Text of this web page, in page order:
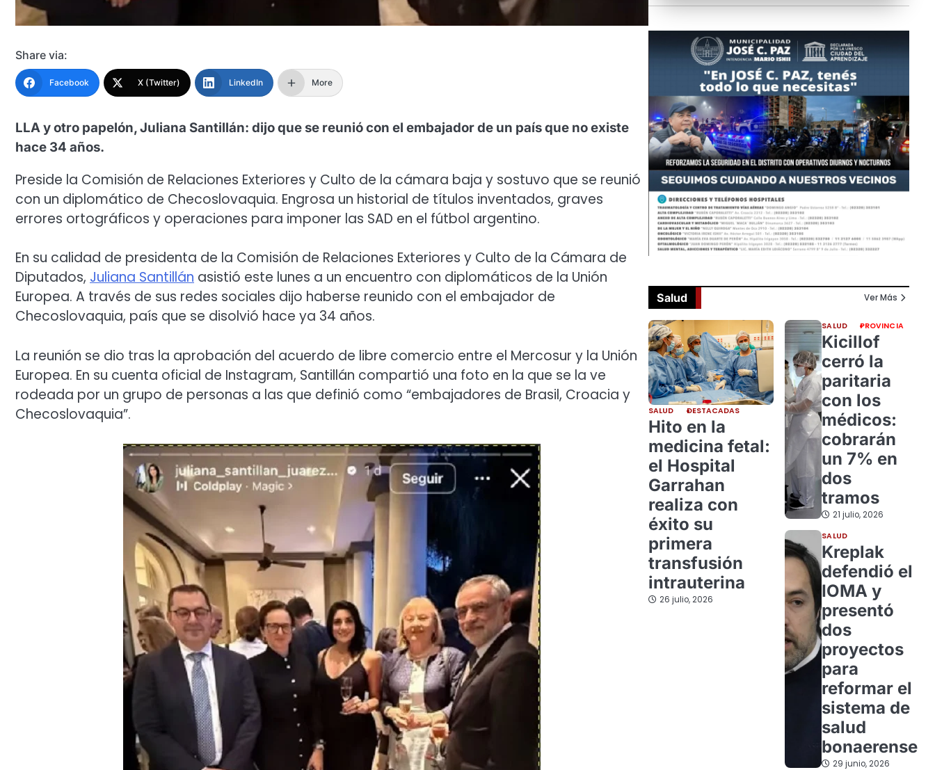
Share via:
Facebook X (Twitter) LinkedIn More
LLA y otro papelón, Juliana Santillán: dijo que se reunió con el embajador de un país que no existe
hace 34 años.
Preside la Comisión de Relaciones Exteriores y Culto de la cámara baja y sostuvo que se reunió
con un diplomático de Checoslovaquia. Engrosa un historial de títulos inventados, graves
errores ortográficos y operaciones para imponer las SAD en el fútbol argentino.
En su calidad de presidenta de la Comisión de Relaciones Exteriores y Culto de la Cámara de
Diputados, Juliana Santillán asistió este lunes a un encuentro con diplomáticos de la Unión
Europea. A través de sus redes sociales dijo haberse reunido con el embajador de
Checoslovaquia, país que se disolvió hace ya 34 años.
La reunión se dio tras la aprobación del acuerdo de libre comercio entre el Mercosur y la Unión
Europea. En su cuenta oficial de Instagram, Santillán compartió una foto en la que se la ve
rodeada por un grupo de personas a las que definió como “embajadores de Brasil, Croacia y
Checoslovaquia”.
Salud Ver Más
SALUD DESTACADAS
Hito en la
medicina fetal:
el Hospital
Garrahan
realiza con
éxito su
primera
transfusión
intrauterina
26 julio, 2026
SALUD PROVINCIA
Kicillof
cerró la
paritaria
con los
médicos:
cobrarán
un 7% en
dos
tramos
21 julio, 2026
SALUD
Kreplak
defendió el
IOMA y
presentó
dos
proyectos
para
reformar el
sistema de
salud
bonaerense
29 junio, 2026